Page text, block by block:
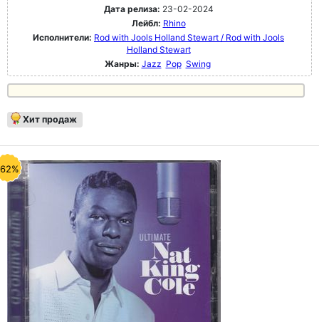
Дата релиза: 23-02-2024
Лейбл: Rhino
Исполнители: Rod with Jools Holland Stewart / Rod with Jools
Holland Stewart
Жанры: Jazz Pop Swing
Хит продаж